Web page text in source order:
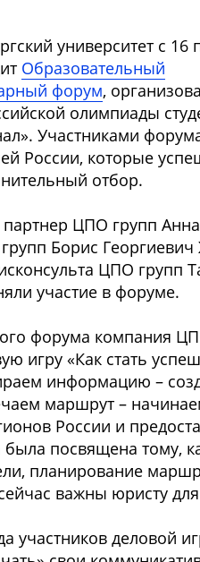
университет с 16
Образовательный
форум,
олимпиады
Участниками
России, которые
отбор.
ЦПО групп
Борис
ЦПО групп
участие в форуме.
форума компания
игру «Как стать
информацию –
маршрут –
России и
посвящена тому,
планирование
важны юристу
участников деловой